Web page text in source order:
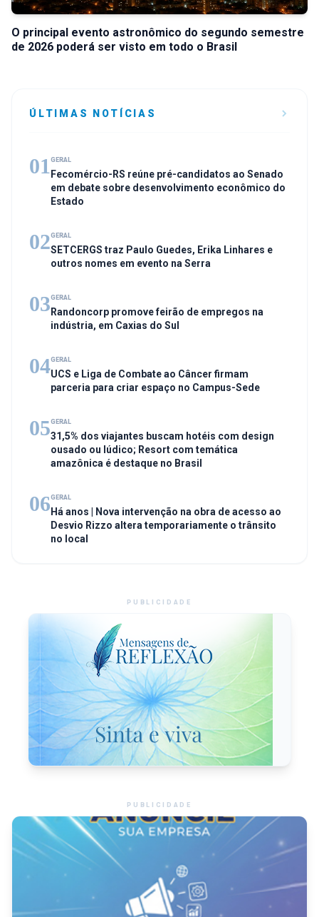
O principal evento astronômico do segundo semestre
de 2026 poderá ser visto em todo o Brasil
ÚLTIMAS NOTÍCIAS
01 GERAL
Fecomércio-RS reúne pré-candidatos ao Senado
em debate sobre desenvolvimento econômico do
Estado
02GERAL
SETCERGS traz Paulo Guedes, Erika Linhares e
outros nomes em evento na Serra
03GERAL
Randoncorp promove feirão de empregos na
indústria, em Caxias do Sul
04GERAL
UCS e Liga de Combate ao Câncer firmam
parceria para criar espaço no Campus-Sede
05GERAL
31,5% dos viajantes buscam hotéis com design
ousado ou lúdico; Resort com temática
amazônica é destaque no Brasil
06GERAL
Há anos | Nova intervenção na obra de acesso ao
Desvio Rizzo altera temporariamente o trânsito
no local
PUBLICIDADE
PUBLICIDADE